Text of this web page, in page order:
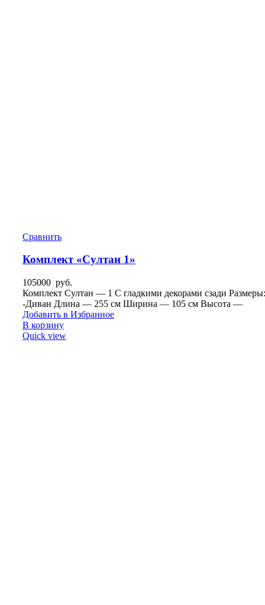
Сравнить
Комплект «Султан 1»
105000 руб.
Комплект Султан — 1 С гладкими декорами сзади Размеры:
-Диван Длина — 255 см Ширина — 105 см Высота —
Добавить в Избранное
В корзину
Quick view